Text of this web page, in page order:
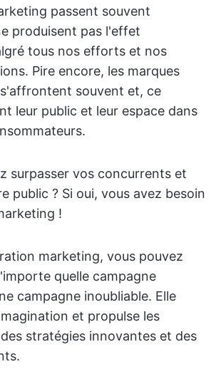
passent souvent
produisent pas l'effet
tous nos efforts et nos
Pire encore, les marques
souvent et, ce
leur public et leur espace dans
surpasser vos concurrents et
public ? Si oui, vous avez besoin
!
marketing, vous pouvez
quelle campagne
campagne inoubliable. Elle
et propulse les
stratégies innovantes et des